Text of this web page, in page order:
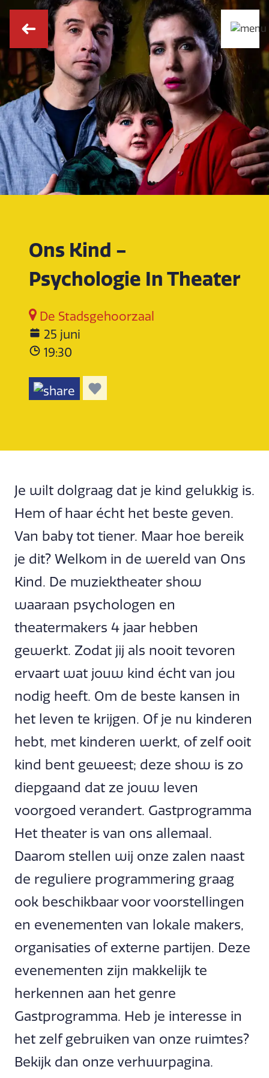
Ons Kind -
Psychologie In Theater
De Stadsgehoorzaal
25 juni
19:30
Je wilt dolgraag dat je kind gelukkig is.
Hem of haar écht het beste geven.
Van baby tot tiener. Maar hoe bereik
je dit? Welkom in de wereld van Ons
Kind. De muziektheater show
waaraan psychologen en
theatermakers 4 jaar hebben
gewerkt. Zodat jij als nooit tevoren
ervaart wat jouw kind écht van jou
nodig heeft. Om de beste kansen in
het leven te krijgen. Of je nu kinderen
hebt, met kinderen werkt, of zelf ooit
kind bent geweest; deze show is zo
diepgaand dat ze jouw leven
voorgoed verandert. Gastprogramma
Het theater is van ons allemaal.
Daarom stellen wij onze zalen naast
de reguliere programmering graag
ook beschikbaar voor voorstellingen
en evenementen van lokale makers,
organisaties of externe partijen. Deze
evenementen zijn makkelijk te
herkennen aan het genre
Gastprogramma. Heb je interesse in
het zelf gebruiken van onze ruimtes?
Bekijk dan onze verhuurpagina.